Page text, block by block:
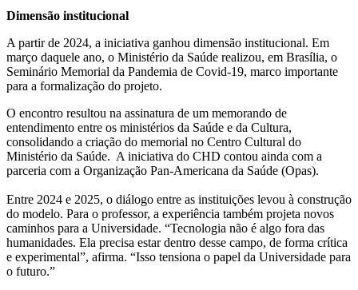
Dimensão institucional
A partir de 2024, a iniciativa ganhou dimensão institucional. Em
março daquele ano, o Ministério da Saúde realizou, em Brasília, o
Seminário Memorial da Pandemia de Covid-19, marco importante
para a formalização do projeto.
O encontro resultou na assinatura de um memorando de
entendimento entre os ministérios da Saúde e da Cultura,
consolidando a criação do memorial no Centro Cultural do
Ministério da Saúde. A iniciativa do CHD contou ainda com a
parceria com a Organização Pan-Americana da Saúde (Opas).
Entre 2024 e 2025, o diálogo entre as instituições levou à construção
do modelo. Para o professor, a experiência também projeta novos
caminhos para a Universidade. “Tecnologia não é algo fora das
humanidades. Ela precisa estar dentro desse campo, de forma crítica
e experimental”, afirma. “Isso tensiona o papel da Universidade para
o futuro.”